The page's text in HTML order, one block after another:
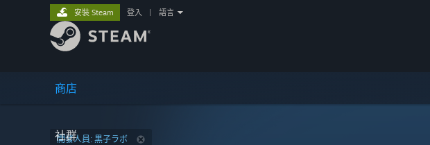
商店
社群
安裝 Steam 登入 語言
開發人員: 黒子ラボ